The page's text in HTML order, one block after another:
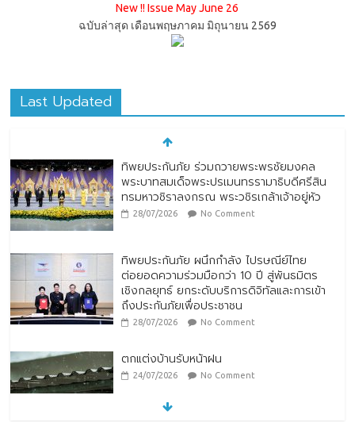
New !! Issue May June 26
ฉบับล่าสุด เดือนพฤษภาคม มิถุนายน 2569
Last Updated
ทิพยประกันภัย ผนึกกำลัง ไปรษณีย์ไทย
ต่อยอดความร่วมมือกว่า 10 ปี สู่พันธมิตร
เชิงกลยุทธ์ ยกระดับบริการดิจิทัลและการเข้า
ถึงประกันภัยเพื่อประชาชน
ตกแต่งบ้านรับหน้าฝน
24/07/2026 No Comment
หมู่บ้านโบราณหยุนสุ่ยเหยา (Yunshuiyao
Ancient Village) ประเทศจีน